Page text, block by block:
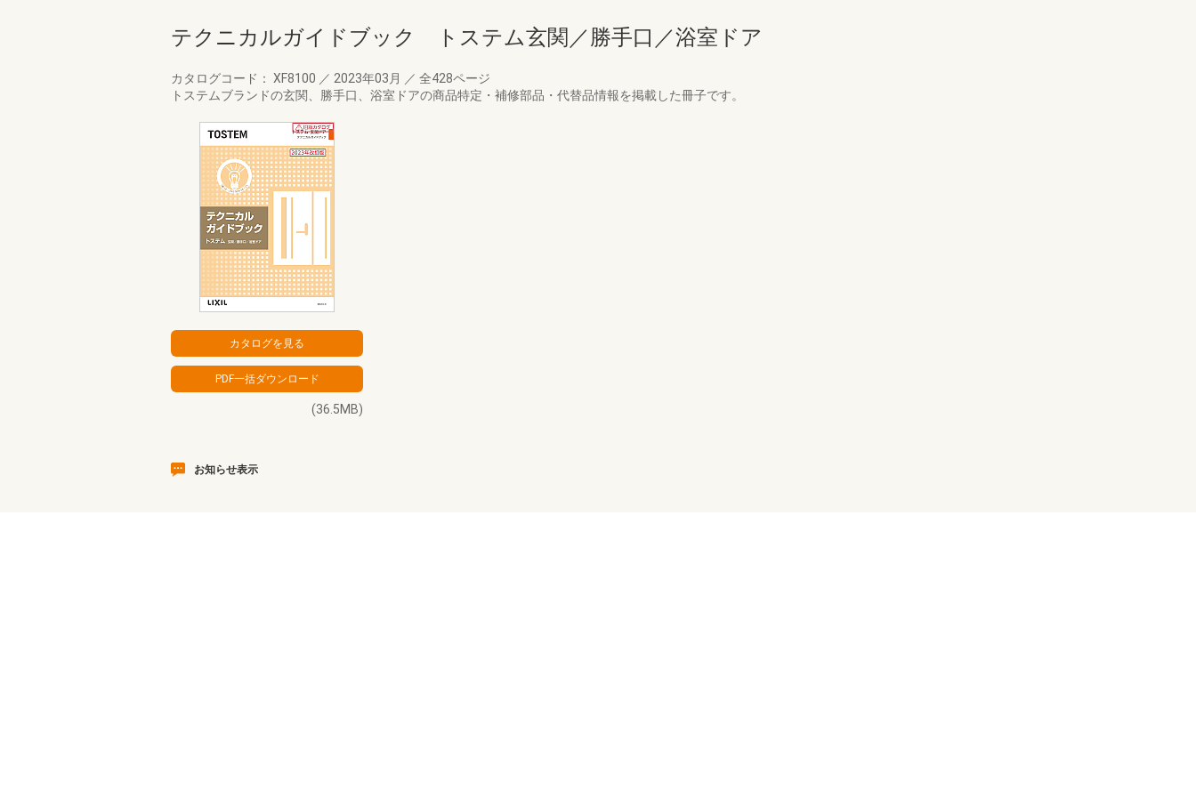
テクニカルガイドブック トステム玄関／勝手口／浴室ドア
カタログコード： XF8100 ／ 2023年03月 ／ 全428ページ
トステムブランドの玄関、勝手口、浴室ドアの商品特定・補修部品・代替品情報を掲載した冊子です。
(36.5MB)
お知らせ表示